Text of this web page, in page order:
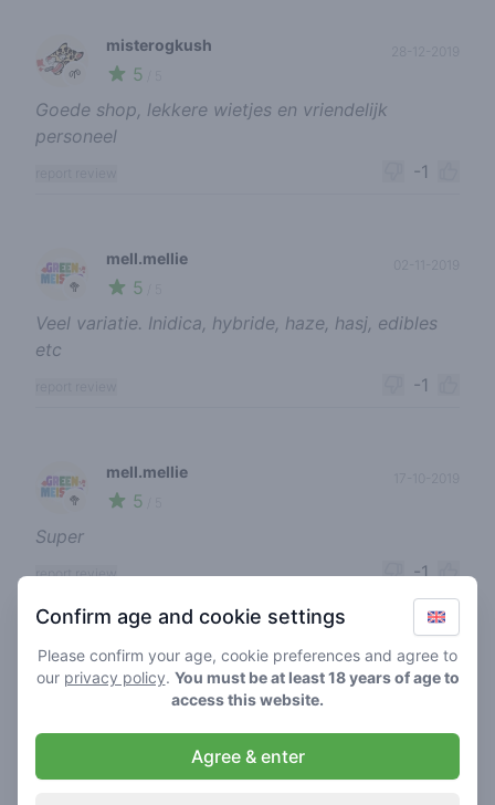
🌱
misterogkush
5
Goede shop, lekkere wietjes en vriendelijk
personeel
-1
🥦
mell.mellie
5
Veel variatie. Inidica, hybride, haze, hasj, edibles
etc
-1
🥦
mell.mellie
5
Super
report review -1
🥦
mell.mellie
5/ 5
17-10-2019
Confirm age and cookie settings
Please confirm your age, cookie preferences and agree to
our privacy policy. You must be at least 18 years of age to
access this website.
Agree & enter